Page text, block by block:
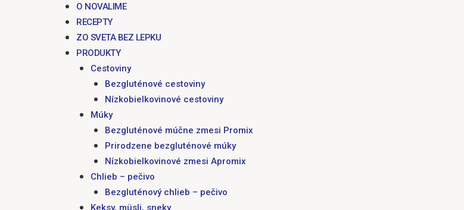
O NOVALIME
RECEPTY
ZO SVETA BEZ LEPKU
PRODUKTY
Cestoviny
Bezgluténové cestoviny
Nízkobielkovinové cestoviny
Múky
Bezgluténové múčne zmesi Promix
Prirodzene bezgluténové múky
Nízkobielkovinové zmesi Apromix
Chlieb – pečivo
Bezgluténový chlieb – pečivo
Keksy, müsli, sneky